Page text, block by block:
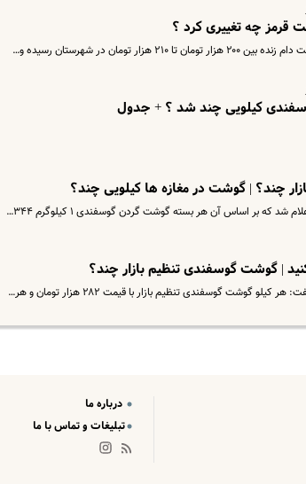
قرمز چه تغییری کرد ؟
در شهرستان رسیده و…
کیلویی چند شد ؟ + جدول
| گوشت گوسفندی تنظیم بازار چند؟
گوسفندی تنظیم بازار با قیمت ۲۸۲ هزار تومان و هر…
درباره ما
تبلیغات و تماس با ما